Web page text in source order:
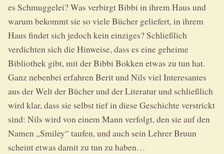
es Schmuggelei? Was verbirgt Bibbi in ihrem Haus und
warum bekommt sie so viele Bücher geliefert, in ihrem
Haus findet sich jedoch kein einziges? Schließlich
verdichten sich die Hinweise, dass es eine geheime
Bibliothek gibt, mit der Bibbi Bokken etwas zu tun hat.
Ganz nebenbei erfahren Berit und Nils viel Interesantes
aus der Welt der Bücher und der Literatur und schließlich
wird klar, dass sie selbst tief in diese Geschichte verstrickt
sind: Nils wird von einem Mann verfolgt, den sie auf den
Namen „Smiley“ taufen, und auch sein Lehrer Bruun
scheint etwas damit zu tun zu haben…